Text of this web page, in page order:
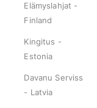
Elämyslahjat -
Finland
Kingitus -
Estonia
Davanu Serviss
- Latvia